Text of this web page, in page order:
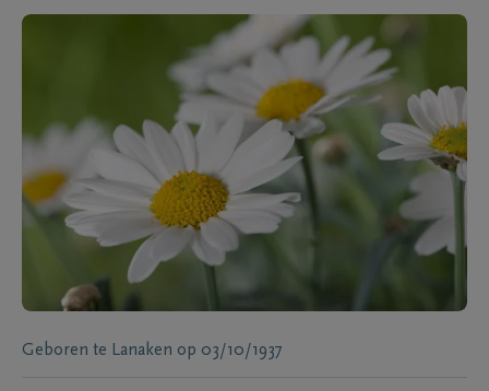
Geboren te Lanaken op 03/10/1937